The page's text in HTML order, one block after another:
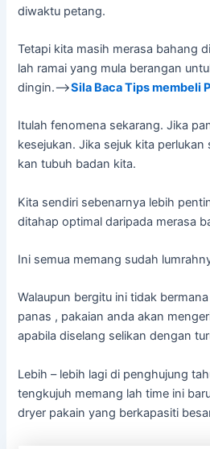
diwaktu petang.
Tetapi kita masih merasa bahang
lah ramai yang mula berangan
dingin.—>Sila Baca Tips membeli
Itulah fenomena sekarang. Jika
kesejukan. Jika sejuk kita
kan tubuh badan kita.
Kita sendiri sebenarnya lebih
ditahap optimal daripada merasa
Ini semua memang sudah
Walaupun bergitu ini tidak
panas , pakaian anda akan
apabila diselang selikan dengan
Lebih – lebih lagi di penghujung
tengkujuh memang lah time ini
dryer pakain yang berkapasiti